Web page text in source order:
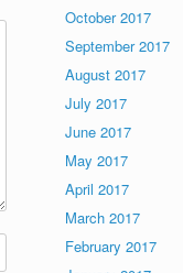
October 2017
September 2017
August 2017
July 2017
June 2017
May 2017
April 2017
March 2017
February 2017